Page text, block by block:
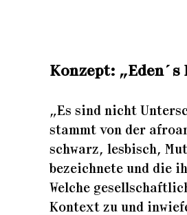
Konzept: „Eden´s
„Es sind nicht
stammt von der
schwarz, lesbisch,
bezeichnete und die
Welche
Kontext zu und